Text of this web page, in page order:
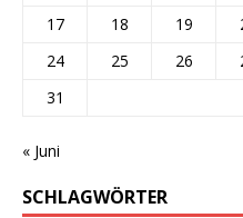
17
18 19
24
25 26
31
« Juni
SCHLAGWÖRTER